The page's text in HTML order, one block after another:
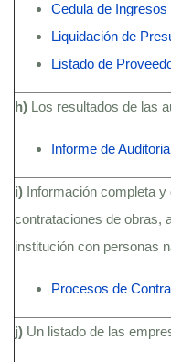
Cedula de Ingresos
Liquidación de
Listado de
h) Los resultados de las
Informe de
i) Información completa
contrataciones de obras,
institución con personas
Procesos de
j) Un listado de las